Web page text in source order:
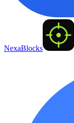
NexaBlocks